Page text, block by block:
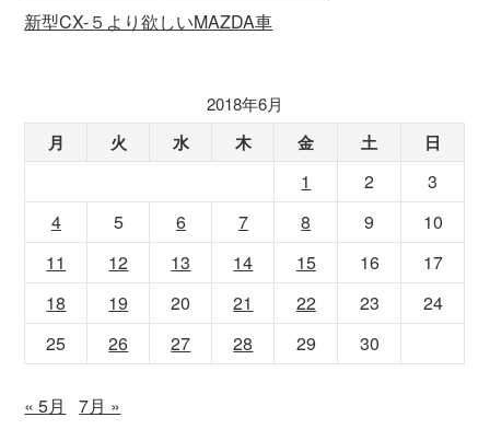
新型CX-５より欲しいMAZDA車
2018年6月
月 火 水 木 金 土 日
1 2
3
4
5 6 7 8 9
10
11
12 13 14 15 16
17
18
19 20 21 22 23
24
25
26 27 28 29 30
« 5月 7月 »